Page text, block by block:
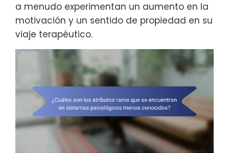
a menudo experimentan un aumento en la
motivación y un sentido de propiedad en su
viaje terapéutico.